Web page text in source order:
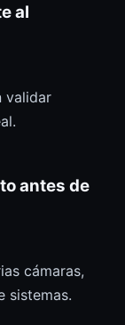
al
validar
antes de
cámaras,
sistemas.